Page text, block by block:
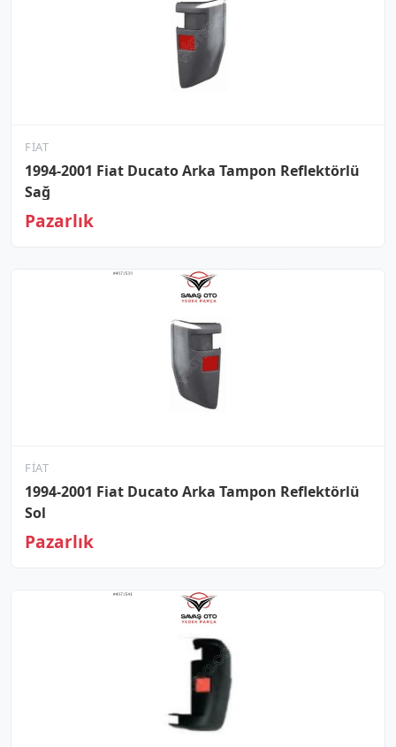
FIAT
1994-2001 Fiat Ducato Arka Tampon Reflektörlü
Sağ
Pazarlık
FIAT
1994-2001 Fiat Ducato Arka Tampon Reflektörlü
Sol
Pazarlık